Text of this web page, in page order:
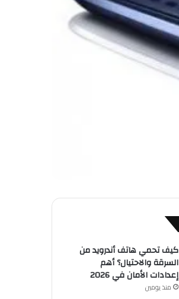
كيف تحمي هاتف أندرويد من
السرقة والاحتيال؟ أهم
إعدادات الأمان في 2026
منذ يومين